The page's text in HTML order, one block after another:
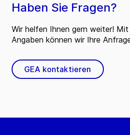
Haben Sie Fragen?
Wir helfen Ihnen gern weiter! Mit
Angaben können wir Ihre
GEA kontaktieren